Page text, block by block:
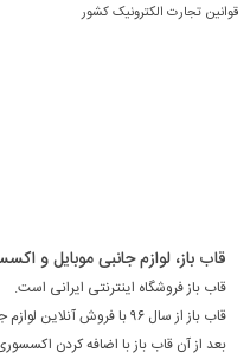
قوانین تجارت الکترونیک کشور
قاب باز، لوازم جانبی موبایل و
قاب باز فروشگاه اینترنتی ایرانی است.
قاب باز از سال ۹۶ با فروش آنلاین لوازم جانبی محصولات اپل شروع به کار نمود.
بعد از آن قاب باز با اضافه کردن